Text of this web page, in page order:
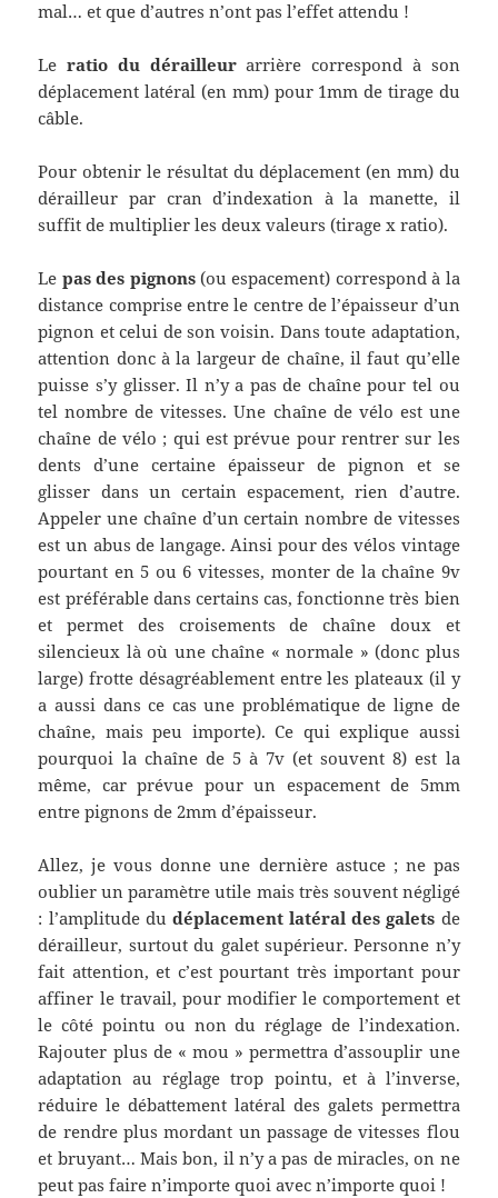
mal… et que d’autres n’ont pas l’effet attendu !
Leratio du dérailleurarrière correspond à son
déplacement latéral (en mm) pour 1mm de tirage du
câble.
Pour obtenir le résultat du déplacement (en mm) du
dérailleur par cran d’indexation à la manette, il
suffit de multiplier les deux valeurs (tirage x ratio).
Le pas des pignons(ou espacement) correspond à la
distance comprise entre le centre de l’épaisseur d’un
pignon et celui de son voisin. Dans toute adaptation,
attention donc à la largeur de chaîne, il faut qu’elle
puisse s’y glisser. Il n’y a pas de chaîne pour tel ou
tel nombre de vitesses. Une chaîne de vélo est une
chaîne de vélo ; qui est prévue pour rentrer sur les
dents d’une certaine épaisseur de pignon et se
glisser dans un certain espacement, rien d’autre.
Appeler une chaîne d’un certain nombre de vitesses
est un abus de langage. Ainsi pour des vélos vintage
pourtant en 5 ou 6 vitesses, monter de la chaîne 9v
est préférable dans certains cas, fonctionne très bien
et permet des croisements de chaîne doux et
silencieux là où une chaîne « normale » (donc plus
large) frotte désagréablement entre les plateaux (il y
a aussi dans ce cas une problématique de ligne de
chaîne, mais peu importe). Ce qui explique aussi
pourquoi la chaîne de 5 à 7v (et souvent 8) est la
même, car prévue pour un espacement de 5mm
entre pignons de 2mm d’épaisseur.
Allez, je vous donne une dernière astuce ; ne pas
oublier un paramètre utile mais très souvent négligé
: l’amplitude du déplacement latéral des galets de
dérailleur, surtout du galet supérieur. Personne n’y
fait attention, et c’est pourtant très important pour
affiner le travail, pour modifier le comportement et
le côté pointu ou non du réglage de l’indexation.
Rajouter plus de « mou » permettra d’assouplir une
adaptation au réglage trop pointu, et à l’inverse,
réduire le débattement latéral des galets permettra
de rendre plus mordant un passage de vitesses flou
et bruyant… Mais bon, il n’y a pas de miracles, on ne
peut pas faire n’importe quoi avec n’importe quoi !